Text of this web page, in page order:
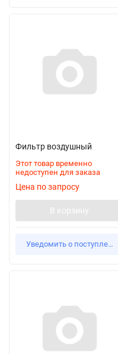
Фильтр воздушный
Этот товар временно
недоступен для заказа
Цена по запросу
В корзину
Уведомить о поступлении